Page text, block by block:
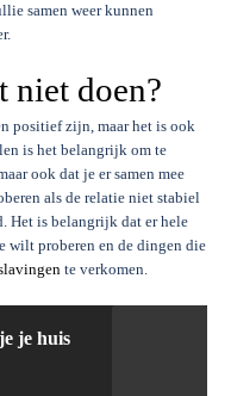
samen weer kunnen
niet doen?
positief zijn, maar het is ook
is het belangrijk om te
ook dat je er samen mee
als de relatie niet stabiel
Het is belangrijk dat er hele
wilt proberen en de dingen die
te verkomen.
je huis